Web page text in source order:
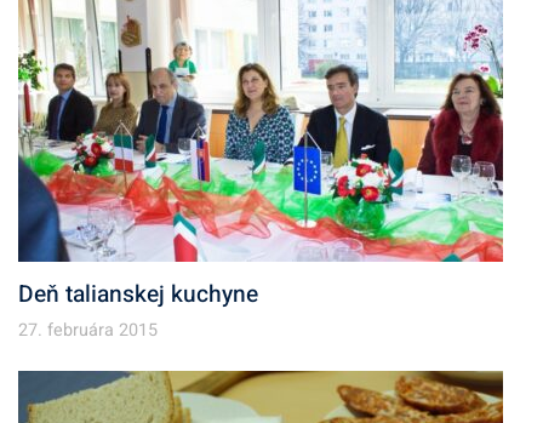
Deň talianskej kuchyne
27. februára 2015